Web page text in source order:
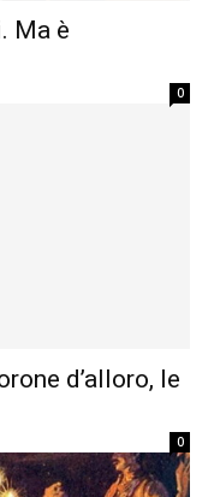
Ma è
0
d’alloro, le
0